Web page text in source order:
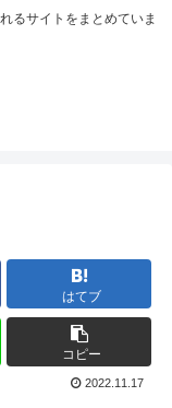
るサイトをまとめていま
はてブ
コピー
2022.11.17